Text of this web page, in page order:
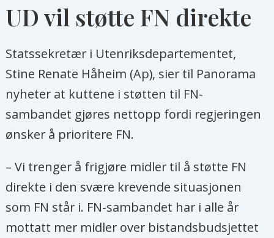
UD vil støtte FN direkte
Statssekretær i Utenriksdepartementet,
Stine Renate Håheim (Ap), sier til Panorama
nyheter at kuttene i støtten til FN-
sambandet gjøres nettopp fordi regjeringen
ønsker å prioritere FN.
– Vi trenger å frigjøre midler til å støtte FN
direkte i den svære krevende situasjonen
som FN står i. FN-sambandet har i alle år
mottatt mer midler over bistandsbudsjettet